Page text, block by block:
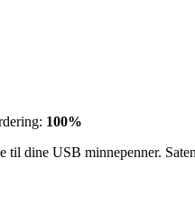
100%
til dine USB minnepenner.